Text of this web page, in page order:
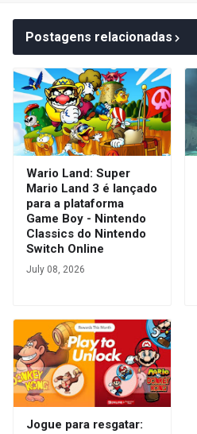
Postagens relacionadas
Wario Land: Super
Mario Land 3 é lançado
para a plataforma
Game Boy - Nintendo
Classics do Nintendo
Switch Online
July 08, 2026
Jogue para resgatar: